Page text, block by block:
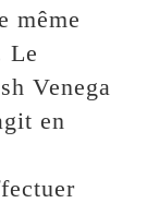
même
Le
Venega
en